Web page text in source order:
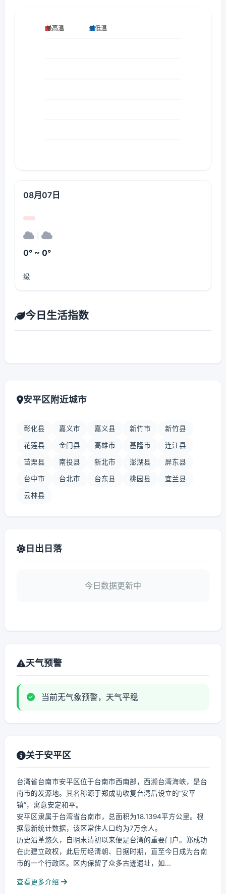
08月07日
0° ~ 0°
级
今日生活指数
安平区附近城市
彰化县 嘉义市 嘉义县 新竹市 新竹县
花莲县 金门县 高雄市 基隆市 连江县
苗栗县 南投县 新北市 澎湖县 屏东县
台中市 台北市 台东县 桃园县 宜兰县
云林县
日出日落
今日数据更新中
天气预警
当前无气象预警，天气平稳
关于安平区
台湾省台南市安平区位于台南市西南部，西濒台湾海峡，是台
南市的发源地。其名称源于郑成功收复台湾后设立的“安平
镇”，寓意安定和平。
安平区隶属于台湾省台南市，总面积为18.1394平方公里。根
据最新统计数据，该区常住人口约为7万余人。
历史沿革悠久，自明末清初以来便是台湾的重要门户。郑成功
在此建立政权，此后历经清朝、日据时期，直至今日成为台南
市的一个行政区。区内保留了众多古迹遗址，如...
查看更多介绍